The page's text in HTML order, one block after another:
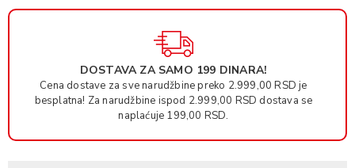
DOSTAVA ZA SAMO 199 DINARA!
Cena dostave za sve narudžbine preko 2.999,00 RSD je
besplatna! Za narudžbine ispod 2.999,00 RSD dostava se
naplaćuje 199,00 RSD.